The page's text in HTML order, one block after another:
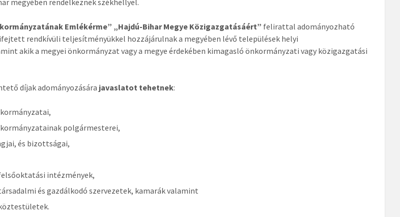
megyében rendelkeznek székhellyel.
Emlékérme” „Hajdú-Bihar Megye Közigazgatásáért” felirattal adományozható
rendkívüli teljesítményükkel hozzájárulnak a megyében lévő települések helyi
akik a megyei önkormányzat vagy a megye érdekében kimagasló önkormányzati vagy közigazgatási
díjak adományozására javaslatot tehetnek:
polgármesterei,
és bizottságai,
intézmények,
és gazdálkodó szervezetek, kamarák valamint